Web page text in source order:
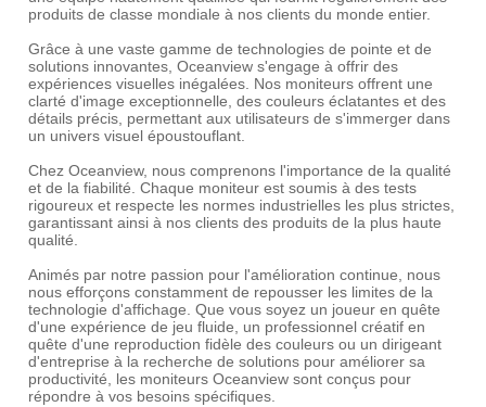
produits de classe mondiale à nos clients du monde entier.
Grâce à une vaste gamme de technologies de pointe et de
solutions innovantes, Oceanview s'engage à offrir des
expériences visuelles inégalées. Nos moniteurs offrent une
clarté d'image exceptionnelle, des couleurs éclatantes et des
détails précis, permettant aux utilisateurs de s'immerger dans
un univers visuel époustouflant.
Chez Oceanview, nous comprenons l'importance de la qualité
et de la fiabilité. Chaque moniteur est soumis à des tests
rigoureux et respecte les normes industrielles les plus strictes,
garantissant ainsi à nos clients des produits de la plus haute
qualité.
Animés par notre passion pour l'amélioration continue, nous
nous efforçons constamment de repousser les limites de la
technologie d'affichage. Que vous soyez un joueur en quête
d'une expérience de jeu fluide, un professionnel créatif en
quête d'une reproduction fidèle des couleurs ou un dirigeant
d'entreprise à la recherche de solutions pour améliorer sa
productivité, les moniteurs Oceanview sont conçus pour
répondre à vos besoins spécifiques.